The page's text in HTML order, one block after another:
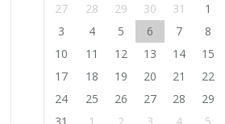
27
28 29 30 31 1
3
4 5 6 7 8
10
11 12 13 14 15
17
18 19 20 21 22
24
25 26 27 28 29